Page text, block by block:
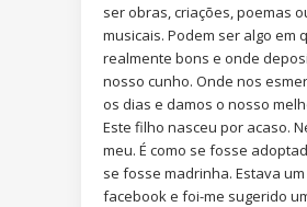
ser obras, criações, poemas
musicais. Podem ser algo em
realmente bons e onde
nosso cunho. Onde nos
os dias e damos o nosso
Este filho nasceu por acaso.
meu. É como se fosse
se fosse madrinha. Estava
facebook e foi-me sugerido